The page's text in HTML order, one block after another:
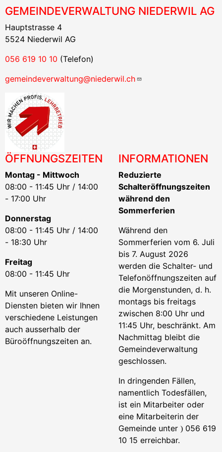
GEMEINDEVERWALTUNG NIEDERWIL AG
Hauptstrasse 4
5524 Niederwil AG
056 619 10 10 (Telefon)
gemeindeverwaltung@niederwil.ch
ÖFFNUNGSZEITEN
Montag - Mittwoch
08:00 - 11:45 Uhr / 14:00
- 17:00 Uhr
Donnerstag
08:00 - 11:45 Uhr / 14:00
- 18:30 Uhr
Freitag
08:00 - 11:45 Uhr
Mit unseren Online-
Diensten bieten wir Ihnen
verschiedene Leistungen
auch ausserhalb der
Büroöffnungszeiten an.
INFORMATIONEN
Reduzierte
Schalteröffnungszeiten
während den
Sommerferien
Während den
Sommerferien vom 6. Juli
bis 7. August 2026
werden die Schalter- und
Telefonöffnungszeiten auf
die Morgenstunden, d. h.
montags bis freitags
zwischen 8:00 Uhr und
11:45 Uhr, beschränkt. Am
Nachmittag bleibt die
Gemeindeverwaltung
geschlossen.
In dringenden Fällen,
namentlich Todesfällen,
ist ein Mitarbeiter oder
eine Mitarbeiterin der
Gemeinde unter ) 056 619
10 15 erreichbar.